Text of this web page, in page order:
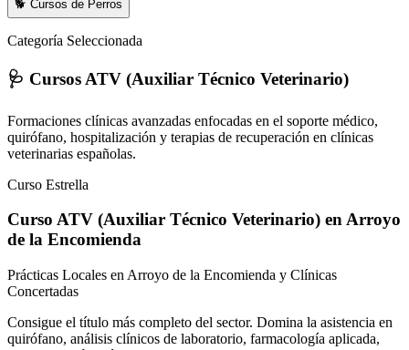
🐕 Cursos de Perros
Categoría Seleccionada
🩺 Cursos ATV (Auxiliar Técnico Veterinario)
Formaciones clínicas avanzadas enfocadas en el soporte médico,
quirófano, hospitalización y terapias de recuperación en clínicas
veterinarias españolas.
Curso Estrella
Curso ATV (Auxiliar Técnico Veterinario) en Arroyo
de la Encomienda
Prácticas Locales en Arroyo de la Encomienda y Clínicas
Concertadas
Consigue el título más completo del sector. Domina la asistencia en
quirófano, análisis clínicos de laboratorio, farmacología aplicada,